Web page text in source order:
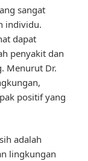
sangat
individu.
dapat
penyakit dan
Menurut Dr.
positif yang
adalah
lingkungan